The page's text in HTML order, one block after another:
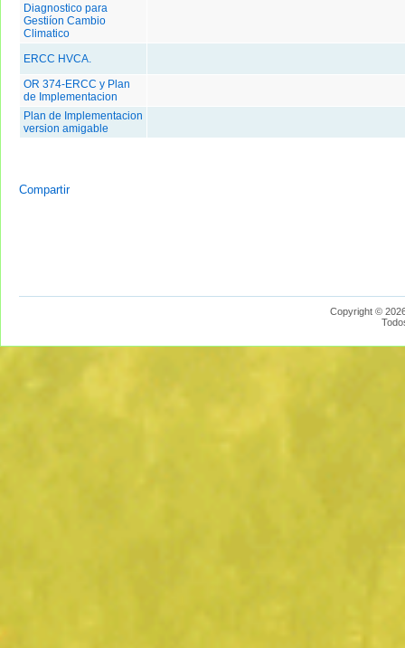
Diagnostico para
Gestiíon Cambio
Climatico
ERCC HVCA.
OR 374-ERCC y Plan
de Implementacion
Plan de Implementacion
version amigable
Compartir
Copyright ©